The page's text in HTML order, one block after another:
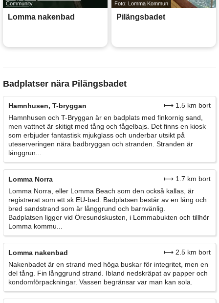
Community
Lomma nakenbad
Foto: Lomma Kommun
Pilängsbadet
Badplatser nära Pilängsbadet
Hamnhusen, T-bryggan
⟼ 1.5 km bort
Hamnhusen och T-Bryggan är en badplats med finkornig sand,
men vattnet är skitigt med tång och fågelbajs. Det finns en kiosk
som erbjuder fantastisk mjukglass och underbar utsikt på
uteserveringen nära badbryggan och stranden. Stranden är
långgrun...
Lomma Norra
⟼ 1.7 km bort
Lomma Norra, eller Lomma Beach som den också kallas, är
registrerat som ett sk EU-bad. Badplatsen består av en lång och
bred sandstrand som är långgrund och barnvänlig.
Badplatsen ligger vid Öresundskusten, i Lommabukten och tillhör
Lomma kommu...
Lomma nakenbad
⟼ 2.5 km bort
Nakenbadet är en strand med höga buskar för integritet, men en
del tång. Fin långgrund strand. Ibland nedskräpat av papper och
kondomförpackningar. Vassen begränsar var man kan sola.